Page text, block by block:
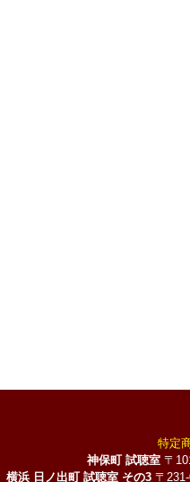
特定
神保町 試聴室 〒
横浜 日ノ出町 試聴室 その3 〒